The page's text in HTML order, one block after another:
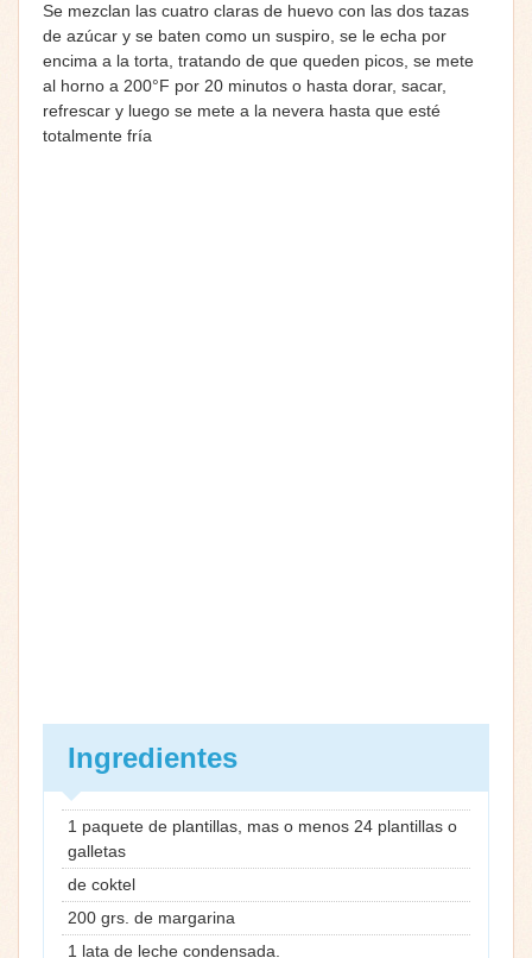
Se mezclan las cuatro claras de huevo con las dos tazas
de azúcar y se baten como un suspiro, se le echa por
encima a la torta, tratando de que queden picos, se mete
al horno a 200°F por 20 minutos o hasta dorar, sacar,
refrescar y luego se mete a la nevera hasta que esté
totalmente fría
Ingredientes
1 paquete de plantillas, mas o menos 24 plantillas o
galletas
de coktel
200 grs. de margarina
1 lata de leche condensada.